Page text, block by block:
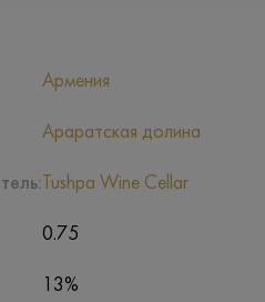
Армения
Араратская долина
Tushpa Wine Cellar
0.75
13%